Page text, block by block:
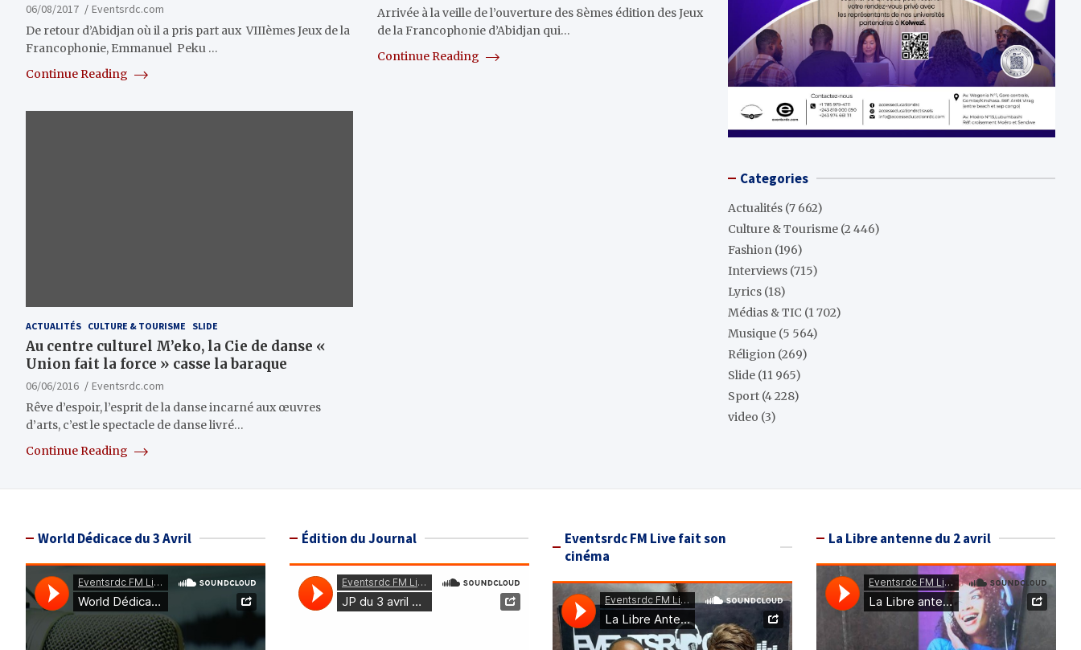
06/08/2017
Eventsrdc.com
De retour d’Abidjan où il a pris part aux VIIIèmes Jeux de la
Francophonie, Emmanuel Peku …
Continue Reading
Arrivée à la veille de l’ouverture des 8èmes édition des Jeux
de la Francophonie d’Abidjan qui…
Continue Reading
ACTUALITÉS CULTURE & TOURISME SLIDE
Au centre culturel M’eko, la Cie de danse «
Union fait la force » casse la baraque
06/06/2016
Eventsrdc.com
Rêve d’espoir, l’esprit de la danse incarné aux œuvres
d’arts, c’est le spectacle de danse livré…
Continue Reading
Categories
Actualités (7 662)
Culture & Tourisme (2 446)
Fashion (196)
Interviews (715)
Lyrics (18)
Médias & TIC (1 702)
Musique (5 564)
Réligion (269)
Slide (11 965)
Sport (4 228)
video (3)
World Dédicace du 3 Avril Édition du Journal
Eventsrdc FM Live fait son
cinéma
La Libre antenne du 2 avril